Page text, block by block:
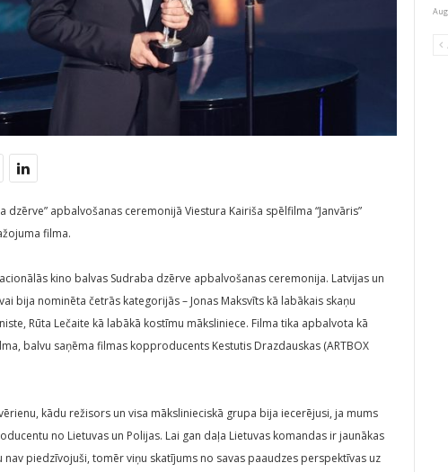
dzērve” apbalvošanas ceremonijā Viestura Kairiša spēlfilma “Janvāris”
filma.
kino balvas Sudraba dzērve apbalvošanas ceremonija. Latvijas un
bija nominēta četrās kategorijās – Jonas Maksvīts kā labākais skaņu
Rūta Lečaite kā labākā kostīmu māksliniece. Filma tika apbalvota kā
balvu saņēma filmas kopproducents Kestutis Drazdauskas (ARTBOX
kādu režisors un visa mākslinieciskā grupa bija iecerējusi, ja mums
no Lietuvas un Polijas. Lai gan daļa Lietuvas komandas ir jaunākas
piedzīvojuši, tomēr viņu skatījums no savas paaudzes perspektīvas uz